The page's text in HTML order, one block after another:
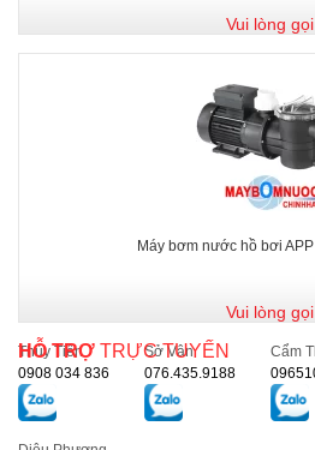
Vui lòng gọi
Máy bơm nước hồ bơi
Vui lòng gọi
HỖ TRỢ TRỰC TUYẾN
Thủy Tiên
0908 034 836
Sở Vân
076.435.9188
Cẩm